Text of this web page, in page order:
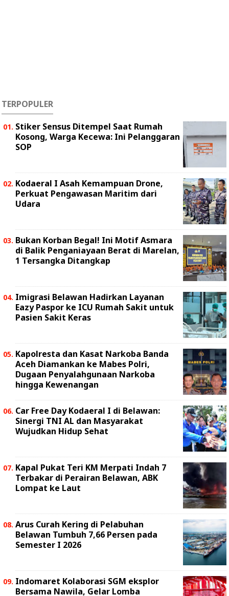
TERPOPULER
Stiker Sensus Ditempel Saat Rumah
Kosong, Warga Kecewa: Ini Pelanggaran
SOP
Kodaeral I Asah Kemampuan Drone,
Perkuat Pengawasan Maritim dari
Udara
Bukan Korban Begal! Ini Motif Asmara
di Balik Penganiayaan Berat di Marelan,
1 Tersangka Ditangkap
Imigrasi Belawan Hadirkan Layanan
Eazy Paspor ke ICU Rumah Sakit untuk
Pasien Sakit Keras
Kapolresta dan Kasat Narkoba Banda
Aceh Diamankan ke Mabes Polri,
Dugaan Penyalahgunaan Narkoba
hingga Kewenangan
Car Free Day Kodaeral I di Belawan:
Sinergi TNI AL dan Masyarakat
Wujudkan Hidup Sehat
Kapal Pukat Teri KM Merpati Indah 7
Terbakar di Perairan Belawan, ABK
Lompat ke Laut
Arus Curah Kering di Pelabuhan
Belawan Tumbuh 7,66 Persen pada
Semester I 2026
Indomaret Kolaborasi SGM eksplor
Bersama Nawila, Gelar Lomba